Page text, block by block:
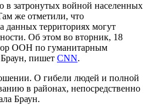
в затронутых войной населенных
же отметили, что
данных территориях могут
Об этом во вторник, 18
ООН по гуманитарным
пишет CNN.
О гибели людей и полной
в районах, непосредственно
Браун.